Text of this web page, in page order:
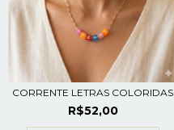
CORRENTE LETRAS COLORIDAS
R$52,00